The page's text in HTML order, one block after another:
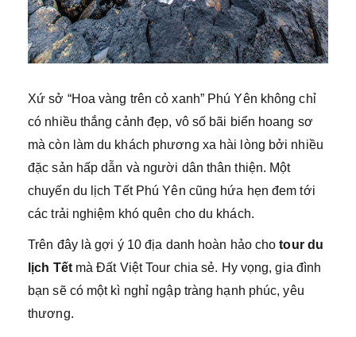
Xứ sở “Hoa vàng trên cỏ xanh” Phú Yên không chỉ
có nhiều thắng cảnh đẹp, vô số bãi biển hoang sơ
mà còn làm du khách phương xa hài lòng bởi nhiều
đặc sản hấp dẫn và người dân thân thiện. Một
chuyến du lịch Tết Phú Yên cũng hứa hẹn đem tới
các trải nghiệm khó quên cho du khách.
Trên đây là gợi ý 10 địa danh hoàn hảo chotour du
lịch Tếtmà Đất Việt Tour chia sẻ. Hy vọng, gia đình
bạn sẽ có một kì nghỉ ngập tràng hạnh phúc, yêu
thương.